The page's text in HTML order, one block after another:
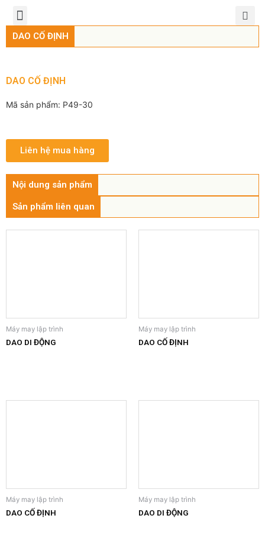
DAO CỐ ĐỊNH
DAO CỐ ĐỊNH
Mã sản phẩm: P49-30
Liên hệ mua hàng
Nội dung sản phẩm
Sản phẩm liên quan
Máy may lập trình
DAO DI ĐỘNG
Máy may lập trình
DAO CỐ ĐỊNH
Máy may lập trình
DAO CỐ ĐỊNH
Máy may lập trình
DAO DI ĐỘNG